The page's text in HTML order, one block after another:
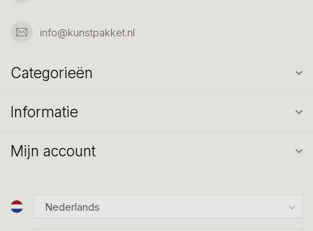
info@kunstpakket.nl
Categorieën
Informatie
Mijn account